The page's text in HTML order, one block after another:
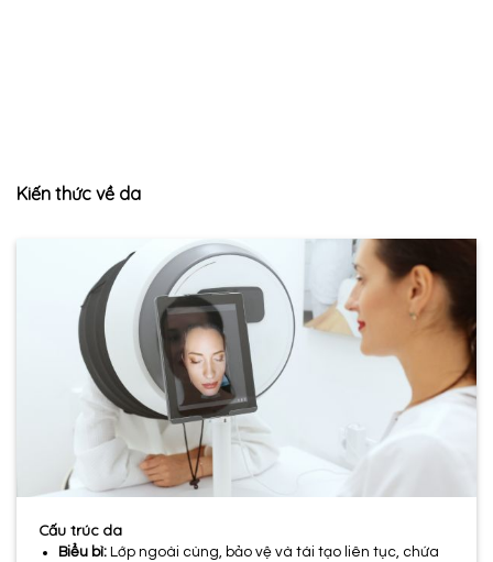
Kiến thức về da
Cấu trúc da
Biểu bì:Lớp ngoài cùng, bảo vệ và tái tạo liên tục, chứa